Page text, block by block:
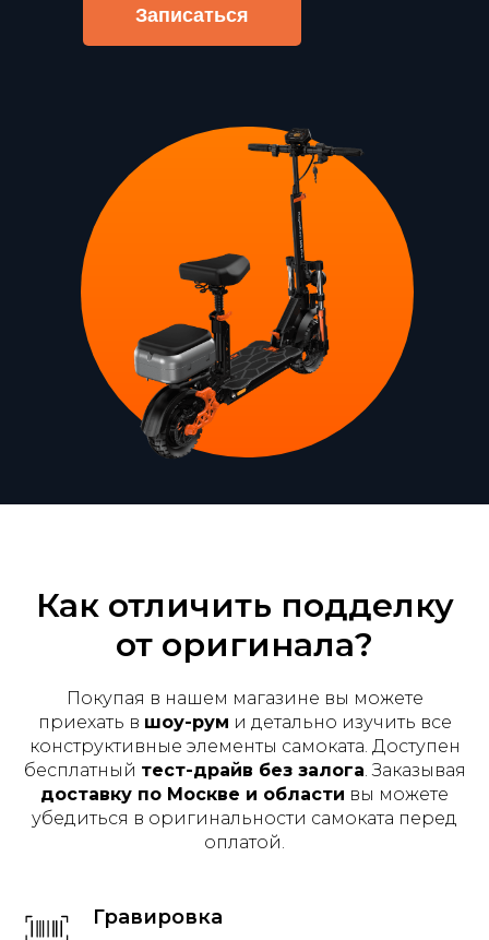
Записаться
Как отличить подделку
от оригинала?
Покупая в нашем магазине вы можете
приехать в шоу-рум и детально изучить все
конструктивные элементы самоката. Доступен
бесплатный тест-драйв без залога. Заказывая
доставку по Москве и области вы можете
убедиться в оригинальности самоката перед
оплатой.
Гравировка